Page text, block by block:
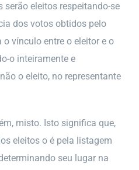
serão eleitos respeitando-se
dos votos obtidos pelo
vínculo entre o eleitor e o
o inteiramente e
o eleito, no representante
misto. Isto significa que,
eleitos o é pela listagem
seu lugar na